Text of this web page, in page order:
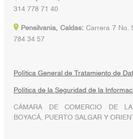
314 778 71 40
Pensilvania, Caldas:Carrera 7 No.
784 34 57
Política General de Tratamiento de
Política de la Seguridad de la
CÁMARA DE COMERCIO DE
BOYACÁ, PUERTO SALGAR Y